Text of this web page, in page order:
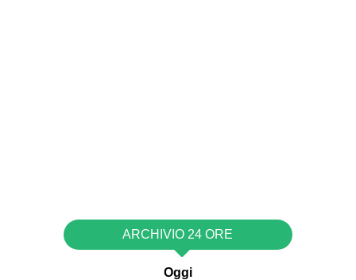
ARCHIVIO 24 ORE
Oggi